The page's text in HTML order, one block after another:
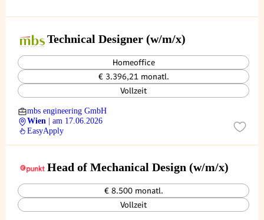
Technical Designer (w/m/x)
Homeoffice
€ 3.396,21 monatl.
Vollzeit
mbs engineering GmbH
Wien
| am 17.06.2026
EasyApply
Head of Mechanical Design (w/m/x)
€ 8.500 monatl.
Vollzeit